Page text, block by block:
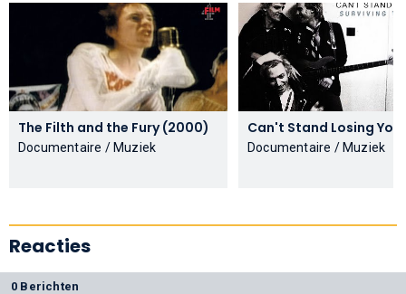
The Filth and the Fury (2000)
Documentaire / Muziek Documentaire / Muziek
Reacties
0 Berichten